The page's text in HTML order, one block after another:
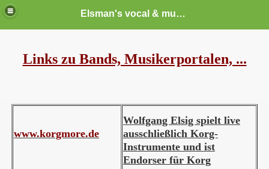
Elsman's vocal & music school
Links zu Bands, Musikerportalen, ...
www.korgmore.de
Wolfgang Elsig spielt live
ausschließlich Korg-
Instrumente und ist
Endorser für Korg